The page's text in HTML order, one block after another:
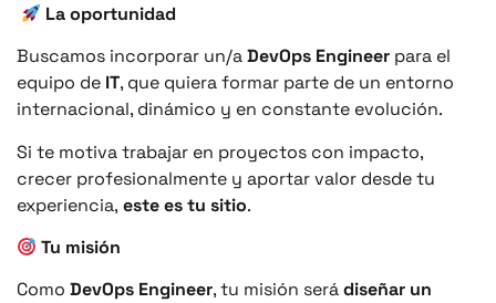
La oportunidad
Buscamos incorporar un/aDevOps Engineer para el
equipo de IT, que quiera formar parte de un entorno
internacional, dinámico y en constante evolución.
Si te motiva trabajar en proyectos con impacto,
crecer profesionalmente y aportar valor desde tu
experiencia, este es tu sitio.
Tu misión
Como DevOps Engineer, tu misión serádiseñar un